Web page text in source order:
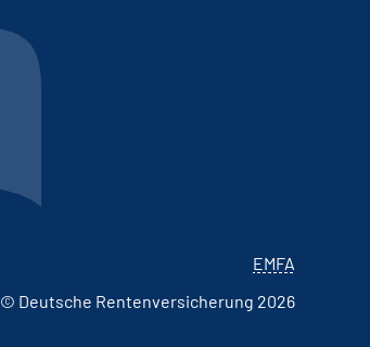
EMFA
© Deutsche Rentenversicherung 2026